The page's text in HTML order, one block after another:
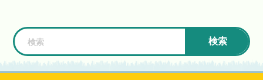
検索